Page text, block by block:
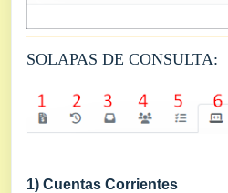
SOLAPAS DE CONSULTA:
1) Cuentas Corrientes